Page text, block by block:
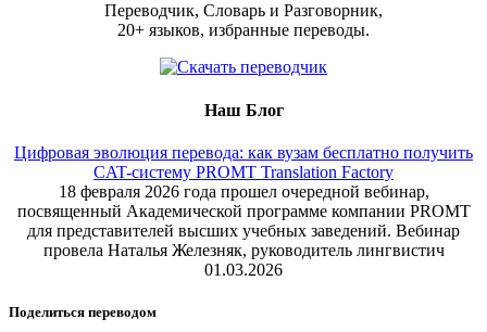
Переводчик, Словарь и Разговорник,
20+ языков, избранные переводы.
Наш Блог
Цифровая эволюция перевода: как вузам бесплатно получить
CAT-систему PROMT Translation Factory
18 февраля 2026 года прошел очередной вебинар,
посвященный Академической программе компании PROMT
для представителей высших учебных заведений. Вебинар
провела Наталья Железняк, руководитель лингвистич
01.03.2026
Поделиться переводом